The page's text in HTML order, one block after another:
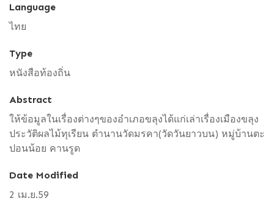
Language
ไทย
Type
หนังสือท้องถิ่น
Abstract
ให้ข้อมูลในเรื่องต่างๆของอำเภอขลุงได้แก่เล่าเรื่องเมืองขลุง
ประวัติผลไม้ทุเรียน ตำนานวัดมรคา(วัดวันยาวบน) หมู่บ้านตะ
ปอนน้อย คานรูด
Date Modified
2 เม.ย.59